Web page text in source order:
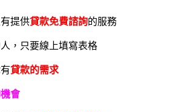
提供貸款免費諮詢的服務
，只要線上填寫表格
貸款的需求
會